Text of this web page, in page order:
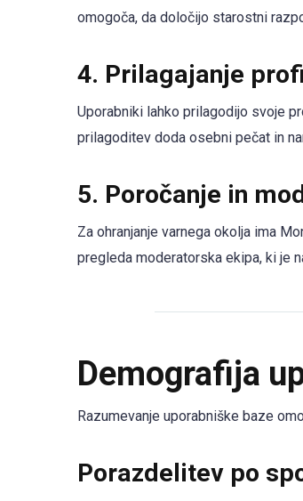
omogoča, da določijo starostni
4. Prilagajanje
Uporabniki lahko prilagodijo svoje
prilagoditev doda osebni pečat in
5. Poročanje in
Za ohranjanje varnega okolja ima
pregleda moderatorska ekipa, ki je
Demografija
Razumevanje uporabniške baze
Porazdelitev po